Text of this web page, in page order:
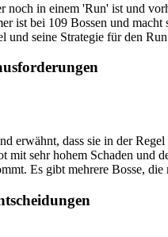
noch in einem 'Run' ist und
ist bei 109 Bossen und
und seine Strategie für den
erwähnt, dass sie in der
mit sehr hohem Schaden und
Es gibt mehrere Bosse,